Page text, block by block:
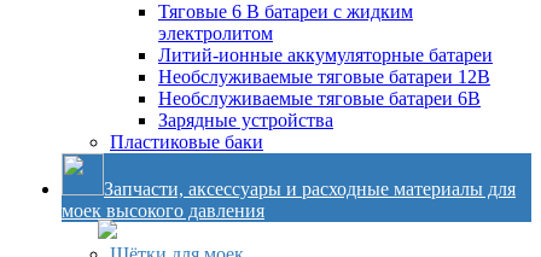
Тяговые 6 В батареи с жидким
электролитом
Литий-ионные аккумуляторные батареи
Необслуживаемые тяговые батареи 12В
Необслуживаемые тяговые батареи 6В
Зарядные устройства
Пластиковые баки
Запчасти, аксессуары и расходные материалы для
моек высокого давления